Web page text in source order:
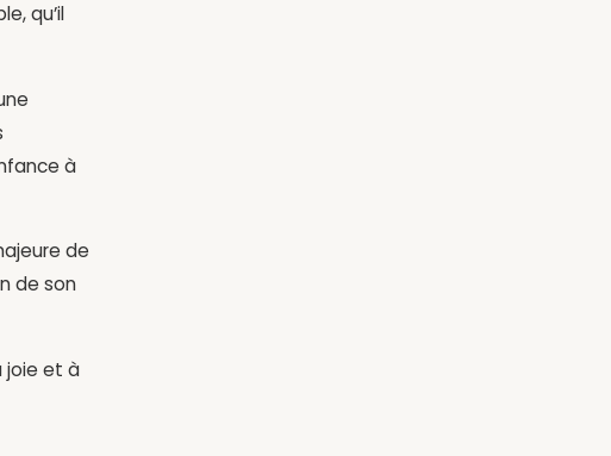
qu’il
à
de
de son
joie et à